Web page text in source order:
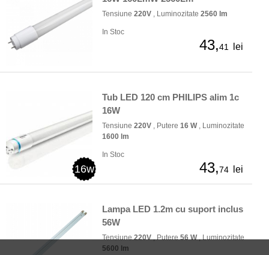
Tensiune 220V , Luminozitate 2560 lm
In Stoc
43,41 lei
16w
Tub LED 120 cm PHILIPS alim 1c
16W
Tensiune 220V , Putere 16 W, Luminozitate
1600 lm
In Stoc
43,74 lei
Lampa LED 1.2m cu suport inclus
56W
Tensiune220V, Putere56 W, Luminozitate
5600 lm